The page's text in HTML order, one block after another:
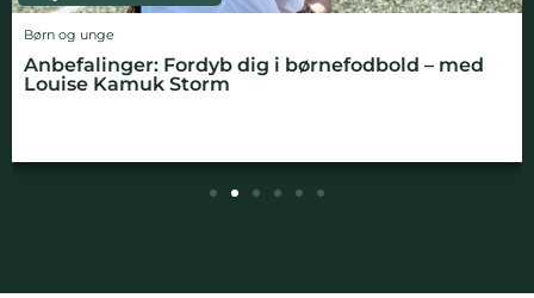
Børn og unge
Anbefalinger: Fordyb dig i børnefodbold – med
Louise Kamuk Storm